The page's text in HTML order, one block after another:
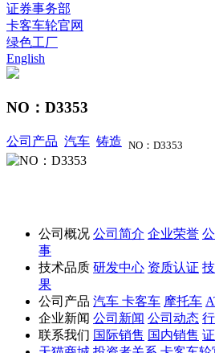
证券事务部
卡客车轮官网
绿色工厂
English
NO：D3353
公司产品 汽车 铸造 NO：D3353
公司概况 公司简介 企业荣誉
事
技术品质 研发中心 资质认证
果
公司产品 汽车 卡客车 摩托车
企业新闻 公司新闻 公司动态
联系我们 国际销售 国内销售